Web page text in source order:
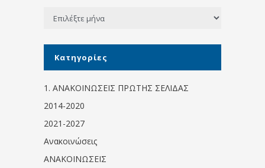
Ιστορικό
Kατηγορίες
1. ΑΝΑΚΟΙΝΩΣΕΙΣ ΠΡΩΤΗΣ ΣΕΛΙΔΑΣ
2014-2020
2021-2027
Ανακοινώσεις
ΑΝΑΚΟΙΝΩΣΕΙΣ